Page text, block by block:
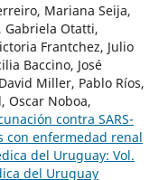
Mariana Seija,
Gabriela Otatti,
Frantchez, Julio
Baccino, José
Miller, Pablo Ríos,
Oscar Noboa,
contra SARS-
con enfermedad renal
del Uruguay: Vol.
del Uruguay